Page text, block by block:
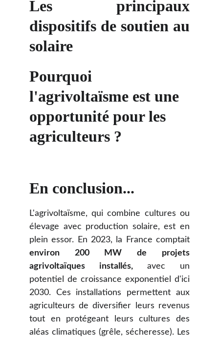
Les principaux
dispositifs de soutien au
solaire
Pourquoi
l'agrivoltaïsme est une
opportunité pour les
agriculteurs ?
L'agrivoltaïsme, qui combine cultures ou
élevage avec production solaire, est en
plein essor. En 2023, la France comptait
environ 200 MW de projets
agrivoltaïques installés,avec un
potentiel de croissance exponentiel d'ici
2030. Ces installations permettent aux
agriculteurs de diversifier leurs revenus
tout en protégeant leurs cultures des
aléas climatiques (grêle, sécheresse). Les
En conclusion...